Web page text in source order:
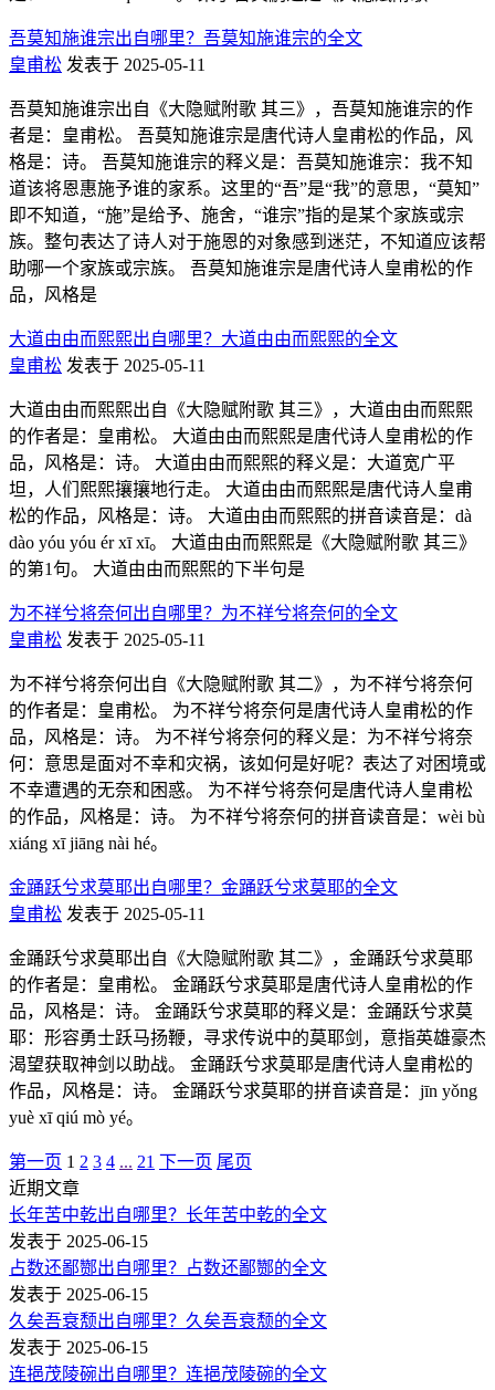
吾莫知施谁宗出自哪里？吾莫知施谁宗的全文
皇甫松 发表于 2025-05-11
吾莫知施谁宗出自《大隐赋附歌 其三》，吾莫知施谁宗的作
者是：皇甫松。 吾莫知施谁宗是唐代诗人皇甫松的作品，风
格是：诗。 吾莫知施谁宗的释义是：吾莫知施谁宗：我不知
道该将恩惠施予谁的家系。这里的“吾”是“我”的意思，“莫知”
即不知道，“施”是给予、施舍，“谁宗”指的是某个家族或宗
族。整句表达了诗人对于施恩的对象感到迷茫，不知道应该帮
助哪一个家族或宗族。 吾莫知施谁宗是唐代诗人皇甫松的作
品，风格是
大道由由而熙熙出自哪里？大道由由而熙熙的全文
皇甫松 发表于 2025-05-11
大道由由而熙熙出自《大隐赋附歌 其三》，大道由由而熙熙
的作者是：皇甫松。 大道由由而熙熙是唐代诗人皇甫松的作
品，风格是：诗。 大道由由而熙熙的释义是：大道宽广平
坦，人们熙熙攘攘地行走。 大道由由而熙熙是唐代诗人皇甫
松的作品，风格是：诗。 大道由由而熙熙的拼音读音是：dà
dào yóu yóu ér xī xī。 大道由由而熙熙是《大隐赋附歌 其三》
的第1句。 大道由由而熙熙的下半句是
为不祥兮将奈何出自哪里？为不祥兮将奈何的全文
皇甫松 发表于 2025-05-11
为不祥兮将奈何出自《大隐赋附歌 其二》，为不祥兮将奈何
的作者是：皇甫松。 为不祥兮将奈何是唐代诗人皇甫松的作
品，风格是：诗。 为不祥兮将奈何的释义是：为不祥兮将奈
何：意思是面对不幸和灾祸，该如何是好呢？表达了对困境或
不幸遭遇的无奈和困惑。 为不祥兮将奈何是唐代诗人皇甫松
的作品，风格是：诗。 为不祥兮将奈何的拼音读音是：wèi bù
xiáng xī jiāng nài hé。
金踊跃兮求莫耶出自哪里？金踊跃兮求莫耶的全文
皇甫松 发表于 2025-05-11
金踊跃兮求莫耶出自《大隐赋附歌 其二》，金踊跃兮求莫耶
的作者是：皇甫松。 金踊跃兮求莫耶是唐代诗人皇甫松的作
品，风格是：诗。 金踊跃兮求莫耶的释义是：金踊跃兮求莫
耶：形容勇士跃马扬鞭，寻求传说中的莫耶剑，意指英雄豪杰
渴望获取神剑以助战。 金踊跃兮求莫耶是唐代诗人皇甫松的
作品，风格是：诗。 金踊跃兮求莫耶的拼音读音是：jīn yǒng
yuè xī qiú mò yé。
第一页 1 2 3 4 ... 21 下一页 尾页
近期文章
长年苦中乾出自哪里？长年苦中乾的全文
发表于 2025-06-15
占数还鄙酂出自哪里？占数还鄙酂的全文
发表于 2025-06-15
久矣吾衰颓出自哪里？久矣吾衰颓的全文
发表于 2025-06-15
连挹茂陵碗出自哪里？连挹茂陵碗的全文